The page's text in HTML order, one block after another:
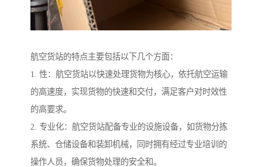
航空货站的特点主要包括以下几个方面：
1. 性：航空货站以快速处理货物为核心，依托航空运输
的高速度，实现货物的快速和交付，满足客户对时效性
的高要求。
2. 专业化：航空货站配备专业的设施设备，如货物分拣
系统、仓储设备和装卸机械，同时拥有经过专业培训的
操作人员，确保货物处理的安全和。